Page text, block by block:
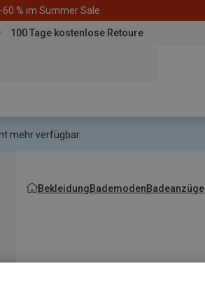
% im Summer Sale
100 Tage kostenlose Retoure
mehr verfügbar.
BekleidungBademodenBadeanzüge